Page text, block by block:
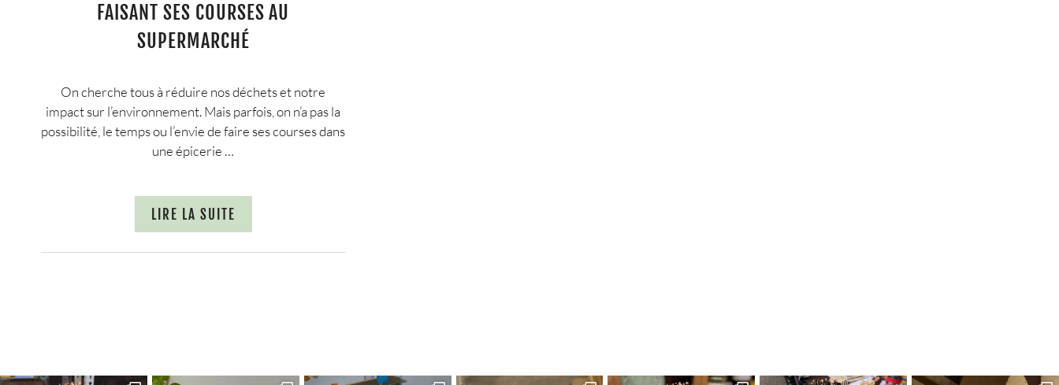
FAISANT SES COURSES AU
SUPERMARCHÉ
On cherche tous à réduire nos déchets et notre
impact sur l’environnement. Mais parfois, on n’a pas la
possibilité, le temps ou l’envie de faire ses courses dans
une épicerie …
LIRE LA SUITE